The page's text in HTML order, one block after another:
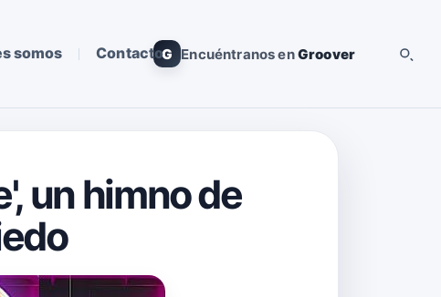
somos ContactoG Encuéntranos enGroover
un himno de